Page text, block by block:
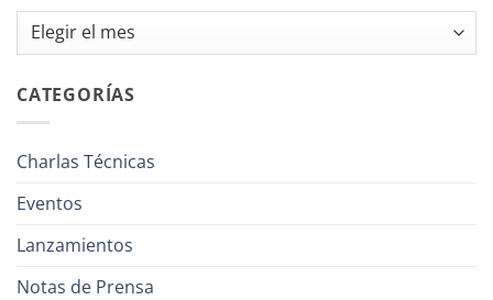
Archivos
CATEGORÍAS
Charlas Técnicas
Eventos
Lanzamientos
Notas de Prensa